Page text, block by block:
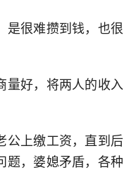
是很难攒到钱，也很
量好，将两人的收入
公上缴工资，直到后
题，婆媳矛盾，各种